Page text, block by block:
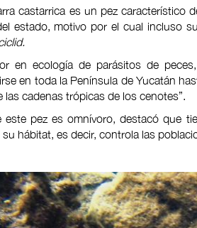
castarrica es un pez característico
estado, motivo por el cual incluso
en ecología de parásitos de
en toda la Península de Yucatán
las cadenas trópicas de los cenotes”.
este pez es omnívoro, destacó que
hábitat, es decir, controla las